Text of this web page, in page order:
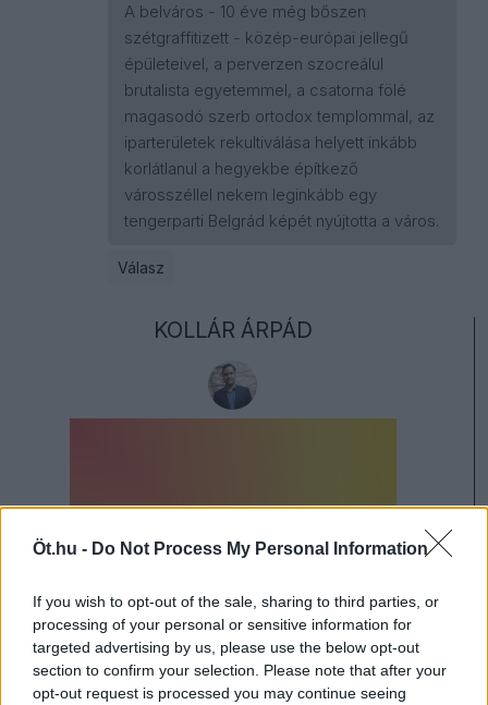
Öt.hu - Do Not Process My Personal Information
If you wish to opt-out of the sale, sharing to third parties, or
processing of your personal or sensitive information for
targeted advertising by us, please use the below opt-out
section to confirm your selection. Please note that after your
opt-out request is processed you may continue seeing
A belváros - 10 éve még bőszen
szétgraffitizett - közép-európai jellegű
épületeivel, a perverzen szocreálul
brutalista egyetemmel, a csatorna fölé
magasodó szerb ortodox templommal, az
iparterületek rekultiválása helyett inkább
korlátlanul a hegyekbe építkező
városszéllel nekem leginkább egy
tengerparti Belgrád képét nyújtotta a város.
Válasz
KOLLÁR ÁRPÁD